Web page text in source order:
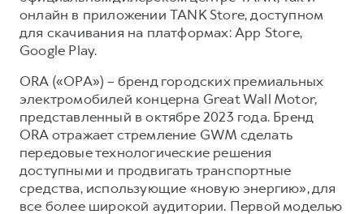
онлайн в приложении TANK Store, доступном
для скачивания на платформах: App Store,
Google Play.
ORA («ОРА») – бренд городских премиальных
электромобилей концерна Great Wall Motor,
представленный в октябре 2023 года. Бренд
ORA отражает стремление GWM сделать
передовые технологические решения
доступными и продвигать транспортные
средства, использующие «новую энергию», для
все более широкой аудитории. Первой моделью